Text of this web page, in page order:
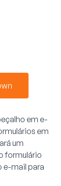
em e-
em
um
formulário
e-mail para